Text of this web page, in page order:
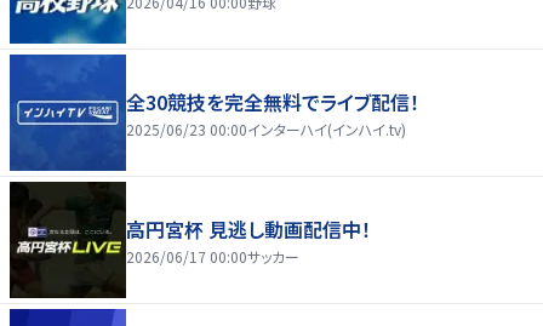
全30競技を完全無料でライブ配信！
2025/06/23 00:00インターハイ(インハイ.tv)
高円宮杯 見逃し動画配信中！
2026/06/17 00:00サッカー